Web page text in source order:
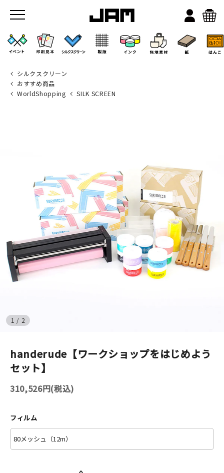
イベント
印刷見本
無地素材
はんこ
雑貨
文房具
シルクスクリーン
おすすめ商品
WorldShopping
SILK SCREEN
1 / 2
handerude【ワークショップをはじめよう
セット】
310,526円(税込)
フィルム